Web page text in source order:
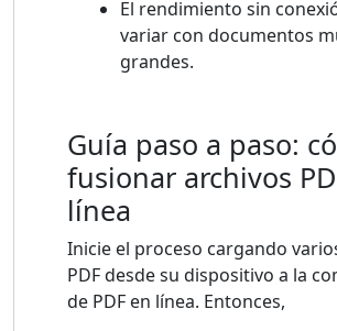
El rendimiento sin
variar con documentos
grandes.
Guía paso a paso:
fusionar archivos
línea
Inicie el proceso cargando
PDF desde su dispositivo a la
de PDF en línea. Entonces,